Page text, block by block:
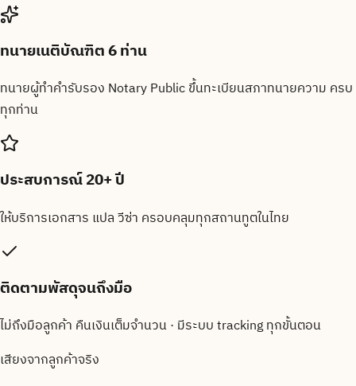
ทนายเนติบัณฑิต 6 ท่าน
ทนายผู้ทำคำรับรอง Notary Public ขึ้นทะเบียนสภาทนายความ ครบ
ทุกท่าน
ประสบการณ์ 20+ ปี
ให้บริการเอกสาร แปล วีซ่า ครอบคลุมทุกสถานทูตในไทย
ติดตามพัสดุจนถึงมือ
ไม่ถึงมือลูกค้า คืนเงินเต็มจำนวน · มีระบบ tracking ทุกขั้นตอน
เสียงจากลูกค้าจริง